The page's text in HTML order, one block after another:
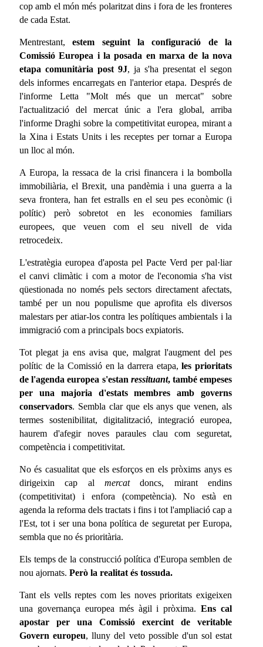
cop amb el món més polaritzat dins i fora de les fronteres
de cada Estat.
Mentrestant,estem seguint la configuració de la
Comissió Europea i la posada en marxa de la nova
etapa comunitària post 9J, ja s'ha presentat el segon
dels informes encarregats en l'anterior etapa. Després de
l'informe Letta "Molt més que un mercat" sobre
l'actualització del mercat únic a l'era global, arriba
l'informe Draghi sobre la competitivitat europea, mirant a
la Xina i Estats Units i les receptes per tornar a Europa
un lloc al món.
A Europa, la ressaca de la crisi financera i la bombolla
immobiliària, el Brexit, una pandèmia i una guerra a la
seva frontera, han fet estralls en el seu pes econòmic (i
polític) però sobretot en les economies familiars
europees, que veuen com el seu nivell de vida
retrocedeix.
L'estratègia europea d'aposta pel Pacte Verd per pal·liar
el canvi climàtic i com a motor de l'economia s'ha vist
qüestionada no només pels sectors directament afectats,
també per un nou populisme que aprofita els diversos
malestars per atiar-los contra les polítiques ambientals i la
immigració com a principals bocs expiatoris.
Tot plegat ja ens avisa que, malgrat l'augment del pes
polític de la Comissió en la darrera etapa, les prioritats
de l'agenda europea s'estan ressituant, també empeses
per una majoria d'estats membres amb governs
conservadors. Sembla clar que els anys que venen, als
termes sostenibilitat, digitalització, integració europea,
haurem d'afegir noves paraules clau com seguretat,
competència i competitivitat.
No és casualitat que els esforços en els pròxims anys es
dirigeixin cap al mercatdoncs, mirant endins
(competitivitat) i enfora (competència). No està en
agenda la reforma dels tractats i fins i tot l'ampliació cap a
l'Est, tot i ser una bona política de seguretat per Europa,
sembla que no és prioritària.
Els temps de la construcció política d'Europa semblen de
nou ajornats. Però la realitat és tossuda.
Tant els vells reptes com les noves prioritats exigeixen
una governança europea més àgil i pròxima.Ens cal
apostar per una Comissió exercint de veritable
Govern europeu, lluny del veto possible d'un sol estat